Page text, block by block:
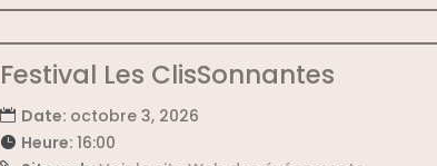
Festival Les ClisSonnantes
Date: octobre 3, 2026
Heure: 16:00